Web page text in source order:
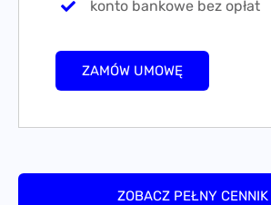
konto bankowe bez opłat
ZAMÓW UMOWĘ
ZOBACZ PEŁNY CENNIK